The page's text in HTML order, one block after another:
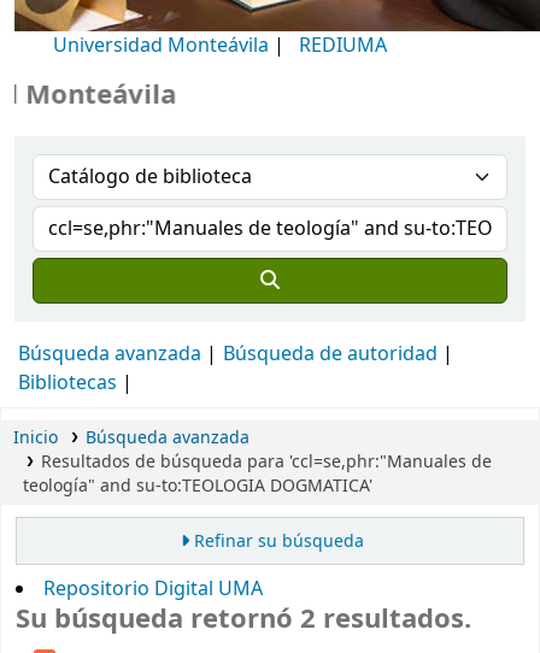
Universidad Monteávila | REDIUMA
Búsqueda avanzada
Búsqueda de autoridad
Bibliotecas
Inicio
Búsqueda avanzada
Resultados de búsqueda para 'ccl=se,phr:"Manuales de
teología" and su-to:TEOLOGIA DOGMATICA'
Refinar su búsqueda
Repositorio Digital UMA
Su búsqueda retornó 2 resultados.